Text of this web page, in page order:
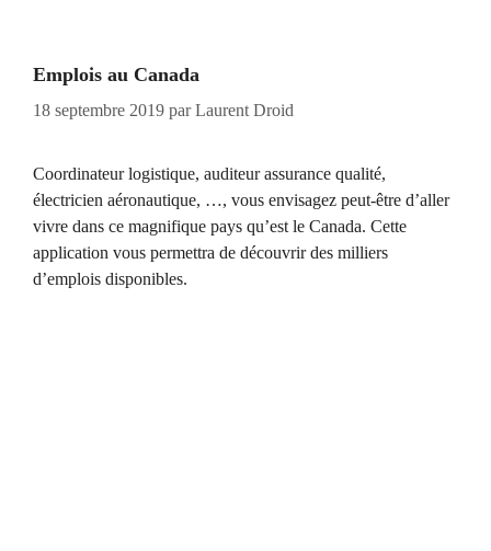
Emplois au Canada
18 septembre 2019 parLaurent Droid
Coordinateur logistique, auditeur assurance qualité,
électricien aéronautique, …, vous envisagez peut-être d’aller
vivre dans ce magnifique pays qu’est le Canada. Cette
application vous permettra de découvrir des milliers
d’emplois disponibles.